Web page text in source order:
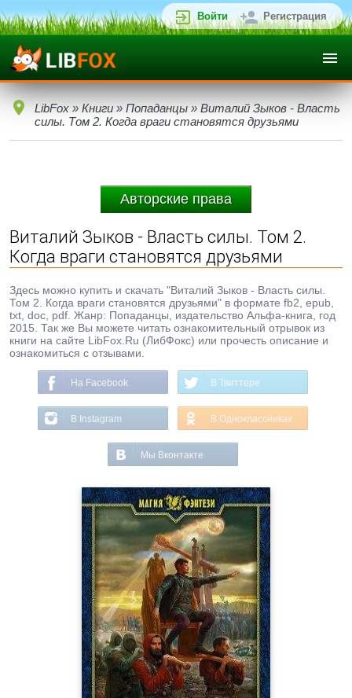
Войти Регистрация
LibFox » Книги » Попаданцы » Виталий Зыков - Власть
силы. Том 2. Когда враги становятся друзьями
Авторские права
Виталий Зыков - Власть силы. Том 2.
Когда враги становятся друзьями
Здесь можно купить и скачать "Виталий Зыков - Власть силы.
Том 2. Когда враги становятся друзьями" в формате fb2, epub,
txt, doc, pdf. Жанр: Попаданцы, издательство Альфа-книга, год
2015. Так же Вы можете читать ознакомительный отрывок из
книги на сайте LibFox.Ru (ЛибФокс) или прочесть описание и
ознакомиться с отзывами.
На Facebook В Твиттере
В Instagram В Одноклассниках
Мы Вконтакте